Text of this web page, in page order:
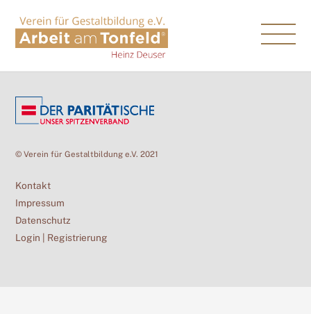
content
© Verein für Gestaltbildung e.V. 2021
Kontakt
Impressum
Datenschutz
Login
Registrierung